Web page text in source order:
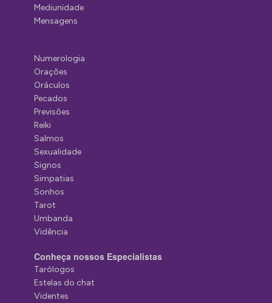
Mediunidade
Mensagens
Numerologia
Orações
Oráculos
Pecados
Previsões
Reiki
Salmos
Sexualidade
Signos
Simpatias
Sonhos
Tarot
Umbanda
Vidência
Conheça nossos Especialistas
Tarólogos
Estelas do chat
Videntes